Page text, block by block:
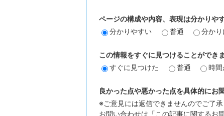
ページの構成や内容、表現は分かりや
分かりやすい
普通 分か
この情報をすぐに見つけることができ
すぐに見つけた
普通 時間
良かった点や悪かった点を具体的に
※ご意見には返信できませんのでご了承
お問い合わせは「この記事に関するお